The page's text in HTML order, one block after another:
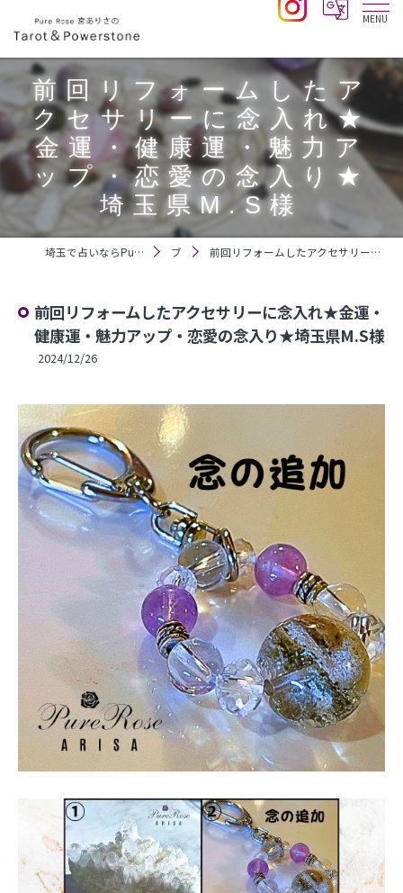
前回リフォームしたア
クセサリーに念入れ★
金運・健康運・魅力ア
ップ・恋愛の念入り★
埼玉県M.S様
埼玉で占いならPure Rose 宮ありさのTarot＆Powerstone ブログ 前回リフォームしたアクセサリーに念入れ★金運・健康運・魅力アップ・恋愛の念入り★埼玉県M.S様
前回リフォームしたアクセサリーに念入れ★金運・
健康運・魅力アップ・恋愛の念入り★埼玉県M.S様
2024/12/26